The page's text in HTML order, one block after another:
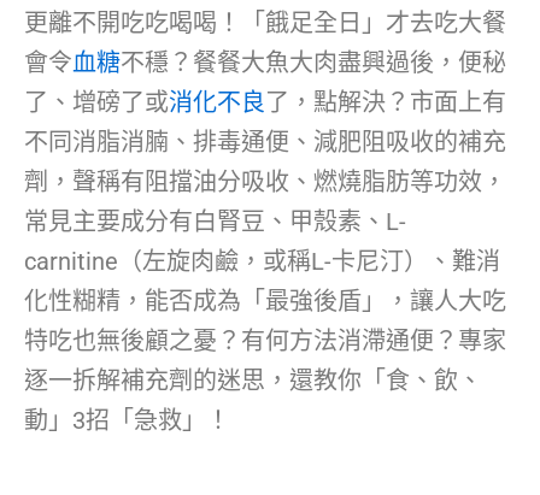
更離不開吃吃喝喝！「餓足全日」才去吃大餐
會令血糖不穩？餐餐大魚大肉盡興過後，便秘
了、增磅了或消化不良了，點解決？市面上有
不同消脂消腩、排毒通便、減肥阻吸收的補充
劑，聲稱有阻擋油分吸收、燃燒脂肪等功效，
常見主要成分有白腎豆、甲殼素、L-
carnitine（左旋肉鹼，或稱L-卡尼汀）、難消
化性糊精，能否成為「最強後盾」，讓人大吃
特吃也無後顧之憂？有何方法消滯通便？專家
逐一拆解補充劑的迷思，還教你「食、飲、
動」3招「急救」！